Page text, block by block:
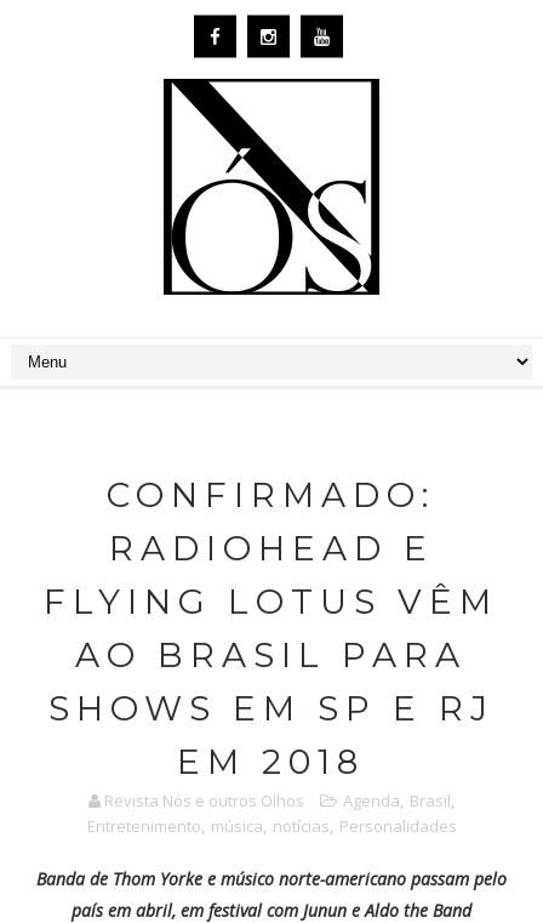
CONFIRMADO:
RADIOHEAD E
FLYING LOTUS VÊM
AO BRASIL PARA
SHOWS EM SP E RJ
EM 2018
Revista Nós e outros Olhos Agenda, Brasil,
Entretenimento, música, notícias, Personalidades
Banda de Thom Yorke e músico norte-americano passam pelo
país em abril, em festival com Junun e Aldo the Band